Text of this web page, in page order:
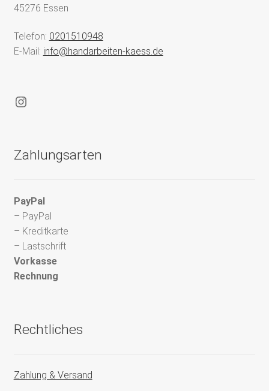
45276 Essen
Telefon: 0201510948
E-Mail: info@handarbeiten-kaess.de
Instagram
Zahlungsarten
PayPal
– PayPal
– Kreditkarte
– Lastschrift
Vorkasse
Rechnung
Rechtliches
Zahlung & Versand